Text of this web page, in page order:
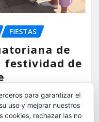
FIESTAS
de
festividad de
2026
para garantizar el
uso y mejorar nuestros
cookies, rechazar las no